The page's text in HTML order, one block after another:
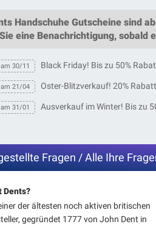
Handschuhe Gutscheine sind
eine Benachrichtigung, sobald
30/11 Black Friday! Bis zu 50%
21/04 Oster-Blitzverkauf! 20%
31/01 Ausverkauf im Winter! Bis zu
Fragen / Alle Ihre
Dents?
der ältesten noch aktiven britischen
gegründet 1777 von John Dent in